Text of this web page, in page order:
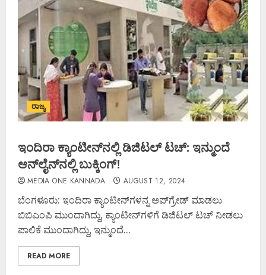
ರಾಜ್ಯ
ಇಂದಿರಾ ಕ್ಯಾಂಟೀನ್‌ನಲ್ಲಿ ಡಿಜಿಟಲ್ ಟಚ್: ಇನ್ಮುಂದೆ
ಆನ್‌ಲೈನ್‌ನಲ್ಲಿ ಬುಕ್ಕಿಂಗ್‌!
MEDIA ONE KANNADA AUGUST 12, 2024
ಬೆಂಗಳೂರು: ಇಂದಿರಾ ಕ್ಯಾಂಟೀನ್‌ಗಳನ್ನ ಅಪ್‌ಗ್ರೇಡ್‌ ಮಾಡಲು
ಬಿಬಿಎಂಪಿ ಮುಂದಾಗಿದ್ದು, ಕ್ಯಾಂಟೀನ್‌ಗಳಿಗೆ ಡಿಜಿಟಲ್ ಟಚ್ ನೀಡಲು
ಪಾಲಿಕೆ ಮುಂದಾಗಿದ್ದು, ಇನ್ಮುಂದೆ...
READ MORE